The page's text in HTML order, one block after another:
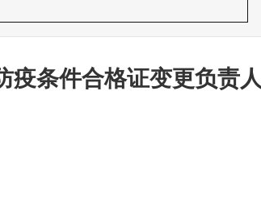
疫条件合格证变更负责人